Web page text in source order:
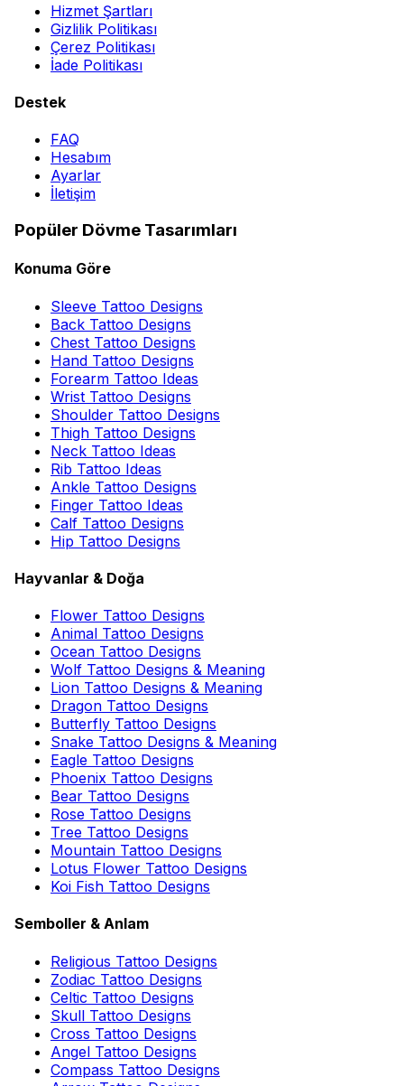
Hizmet Şartları
Gizlilik Politikası
Çerez Politikası
İade Politikası
Destek
FAQ
Hesabım
Ayarlar
İletişim
Popüler Dövme Tasarımları
Konuma Göre
Sleeve Tattoo Designs
Back Tattoo Designs
Chest Tattoo Designs
Hand Tattoo Designs
Forearm Tattoo Ideas
Wrist Tattoo Designs
Shoulder Tattoo Designs
Thigh Tattoo Designs
Neck Tattoo Ideas
Rib Tattoo Ideas
Ankle Tattoo Designs
Finger Tattoo Ideas
Calf Tattoo Designs
Hip Tattoo Designs
Hayvanlar & Doğa
Flower Tattoo Designs
Animal Tattoo Designs
Ocean Tattoo Designs
Wolf Tattoo Designs & Meaning
Lion Tattoo Designs & Meaning
Dragon Tattoo Designs
Butterfly Tattoo Designs
Snake Tattoo Designs & Meaning
Eagle Tattoo Designs
Phoenix Tattoo Designs
Bear Tattoo Designs
Rose Tattoo Designs
Tree Tattoo Designs
Mountain Tattoo Designs
Lotus Flower Tattoo Designs
Koi Fish Tattoo Designs
Semboller & Anlam
Religious Tattoo Designs
Zodiac Tattoo Designs
Celtic Tattoo Designs
Skull Tattoo Designs
Cross Tattoo Designs
Angel Tattoo Designs
Compass Tattoo Designs